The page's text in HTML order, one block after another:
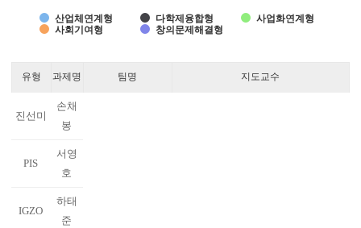
산업체연계형 다학제융합형
사업화연계형
사회기여형
창의문제해결형
유형 과제명 팀명 지도교수
진선미
손채
봉
PIS
서영
호
IGZO
하태
준